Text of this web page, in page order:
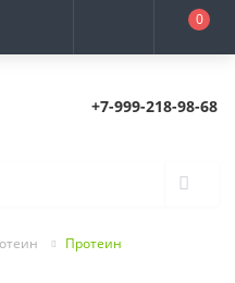
0
+7-999-218-98-68
Протеин